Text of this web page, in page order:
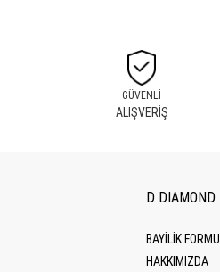
GÜVENLİ
ALIŞVERİŞ
D DIAMOND
BAYİLİK FORMU
HAKKIMIZDA